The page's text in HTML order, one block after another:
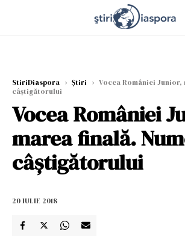
StiriDiaspora › Știri › Vocea României Junior,
câștigătorului
Vocea României
marea finală.
câștigătorului
20 IULIE 2018